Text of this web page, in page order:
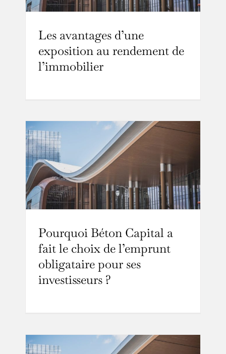
Les avantages d’une
exposition au rendement de
l’immobilier
Pourquoi Béton Capital a
fait le choix de l’emprunt
obligataire pour ses
investisseurs ?